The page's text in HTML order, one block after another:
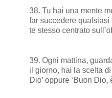
38. Tu hai una mente
far succedere
te stesso centrato
39. Ogni mattina,
il giorno, hai la scelta
Dio’ oppure ‘Buon Dio,